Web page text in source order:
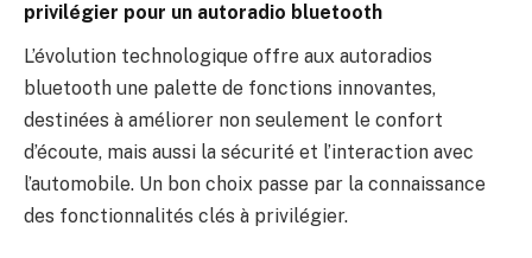
privilégier pour un autoradio bluetooth
L’évolution technologique offre aux autoradios
bluetooth une palette de fonctions innovantes,
destinées à améliorer non seulement le confort
d’écoute, mais aussi la sécurité et l’interaction avec
l’automobile. Un bon choix passe par la connaissance
des fonctionnalités clés à privilégier.